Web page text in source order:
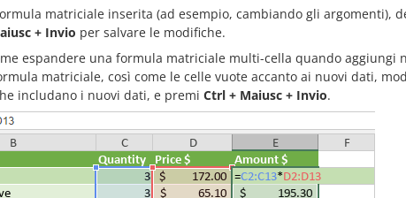
matriciale inserita (ad esempio, cambiando gli argomenti),
+ Invio per salvare le modifiche.
espandere una formula matriciale multi-cella quando aggiungi
matriciale, così come le celle vuote accanto ai nuovi dati,
includano i nuovi dati, e premi Ctrl + Maiusc + Invio.